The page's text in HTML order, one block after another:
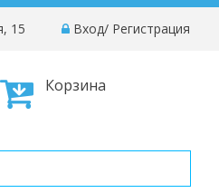
Вход/ Регистрация
15
Корзина